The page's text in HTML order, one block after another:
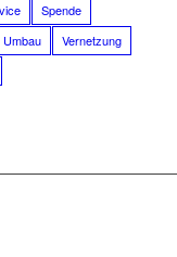
Spende
Umbau
Vernetzung